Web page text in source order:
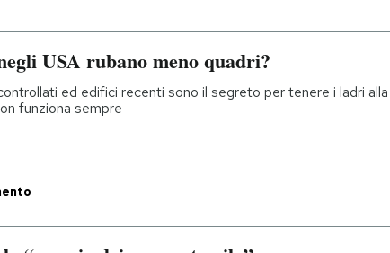
USA rubano meno quadri?
ed edifici recenti sono il segreto per tenere i ladri alla
funziona sempre